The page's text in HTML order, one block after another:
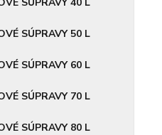
SÚPRAVY 50 L
SÚPRAVY 60 L
SÚPRAVY 70 L
SÚPRAVY 80 L